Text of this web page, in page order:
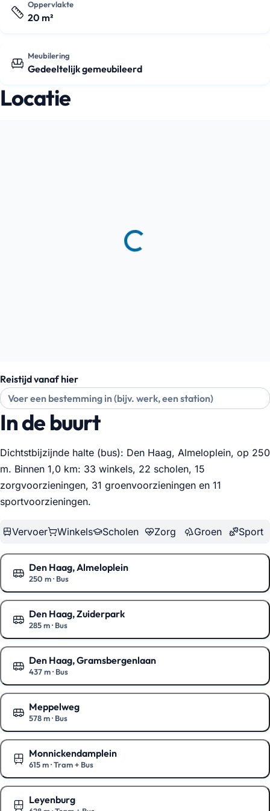
Oppervlakte
20 m²
Meubilering
Gedeeltelijk gemeubileerd
Locatie
Reistijd vanaf hier
In de buurt
Dichtstbijzijnde halte (bus): Den Haag, Almeloplein, op 250
m. Binnen 1,0 km: 33 winkels, 22 scholen, 15
zorgvoorzieningen, 31 groenvoorzieningen en 11
sportvoorzieningen.
Vervoer Winkels Scholen Zorg Groen Sport
Den Haag, Almeloplein
250 m· Bus
Toon op de kaart
Den Haag, Zuiderpark
285 m· Bus
Toon op de kaart
Den Haag, Gramsbergenlaan
437 m· Bus
Toon op de kaart
Meppelweg
578 m· Bus
Toon op de kaart
Monnickendamplein
615 m·Tram + Bus
Toon op de kaart
Leyenburg